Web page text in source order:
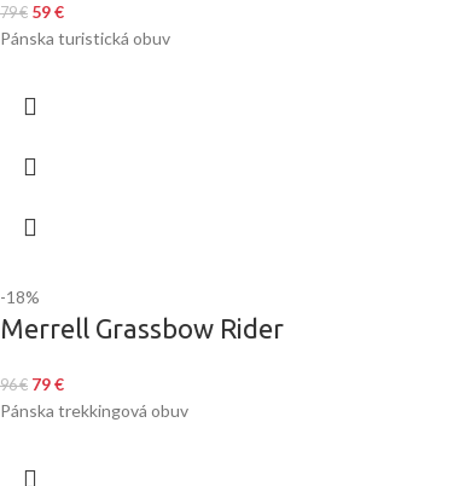
79€ 59€
Pánska turistická obuv
-18%
Merrell Grassbow Rider
96€ 79€
Pánska trekkingová obuv